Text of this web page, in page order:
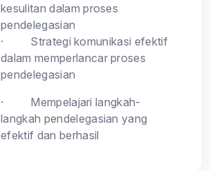
kesulitan dalam proses
pendelegasian
·
Strategi komunikasi efektif
dalam memperlancar proses
pendelegasian
·
Mempelajari langkah-
langkah pendelegasian yang
efektif dan berhasil